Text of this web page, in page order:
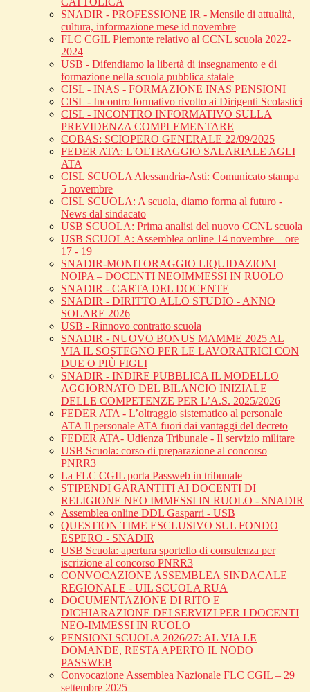
SNADIR - PROFESSIONE IR - Mensile di attualità,
cultura, informazione mese id novembre
FLC CGIL Piemonte relativo al CCNL scuola 2022-
2024
USB - Difendiamo la libertà di insegnamento e di
formazione nella scuola pubblica statale
CISL - INAS - FORMAZIONE INAS PENSIONI
CISL - Incontro formativo rivolto ai Dirigenti Scolastici
CISL - INCONTRO INFORMATIVO SULLA
PREVIDENZA COMPLEMENTARE
COBAS: SCIOPERO GENERALE 22/09/2025
FEDER ATA: L'OLTRAGGIO SALARIALE AGLI
ATA
CISL SCUOLA Alessandria-Asti: Comunicato stampa
5 novembre
CISL SCUOLA: A scuola, diamo forma al futuro -
News dal sindacato
USB SCUOLA: Prima analisi del nuovo CCNL scuola
USB SCUOLA: Assemblea online 14 novembre _ ore
17 - 19
SNADIR-MONITORAGGIO LIQUIDAZIONI
NOIPA – DOCENTI NEOIMMESSI IN RUOLO
SNADIR - CARTA DEL DOCENTE
SNADIR - DIRITTO ALLO STUDIO - ANNO
SOLARE 2026
USB - Rinnovo contratto scuola
SNADIR - NUOVO BONUS MAMME 2025 AL
VIA IL SOSTEGNO PER LE LAVORATRICI CON
DUE O PIÙ FIGLI
SNADIR - INDIRE PUBBLICA IL MODELLO
AGGIORNATO DEL BILANCIO INIZIALE
DELLE COMPETENZE PER L’A.S. 2025/2026
FEDER ATA - L’oltraggio sistematico al personale
ATA Il personale ATA fuori dai vantaggi del decreto
FEDER ATA- Udienza Tribunale - Il servizio militare
USB Scuola: corso di preparazione al concorso
PNRR3
La FLC CGIL porta Passweb in tribunale
STIPENDI GARANTITI AI DOCENTI DI
RELIGIONE NEO IMMESSI IN RUOLO - SNADIR
Assemblea online DDL Gasparri - USB
QUESTION TIME ESCLUSIVO SUL FONDO
ESPERO - SNADIR
USB Scuola: apertura sportello di consulenza per
iscrizione al concorso PNRR3
CONVOCAZIONE ASSEMBLEA SINDACALE
REGIONALE - UIL SCUOLA RUA
DOCUMENTAZIONE DI RITO E
DICHIARAZIONE DEI SERVIZI PER I DOCENTI
NEO-IMMESSI IN RUOLO
PENSIONI SCUOLA 2026/27: AL VIA LE
DOMANDE, RESTA APERTO IL NODO
PASSWEB
Convocazione Assemblea Nazionale FLC CGIL – 29
settembre 2025